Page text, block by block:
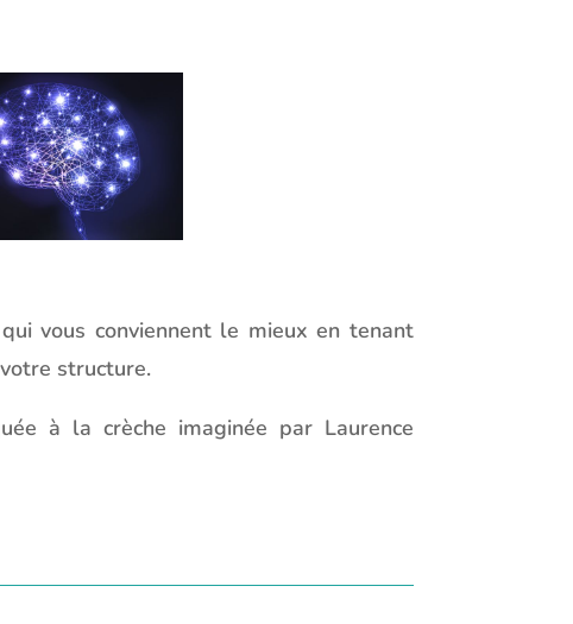
vous conviennent le mieux en tenant
structure.
à la crèche imaginée par Laurence